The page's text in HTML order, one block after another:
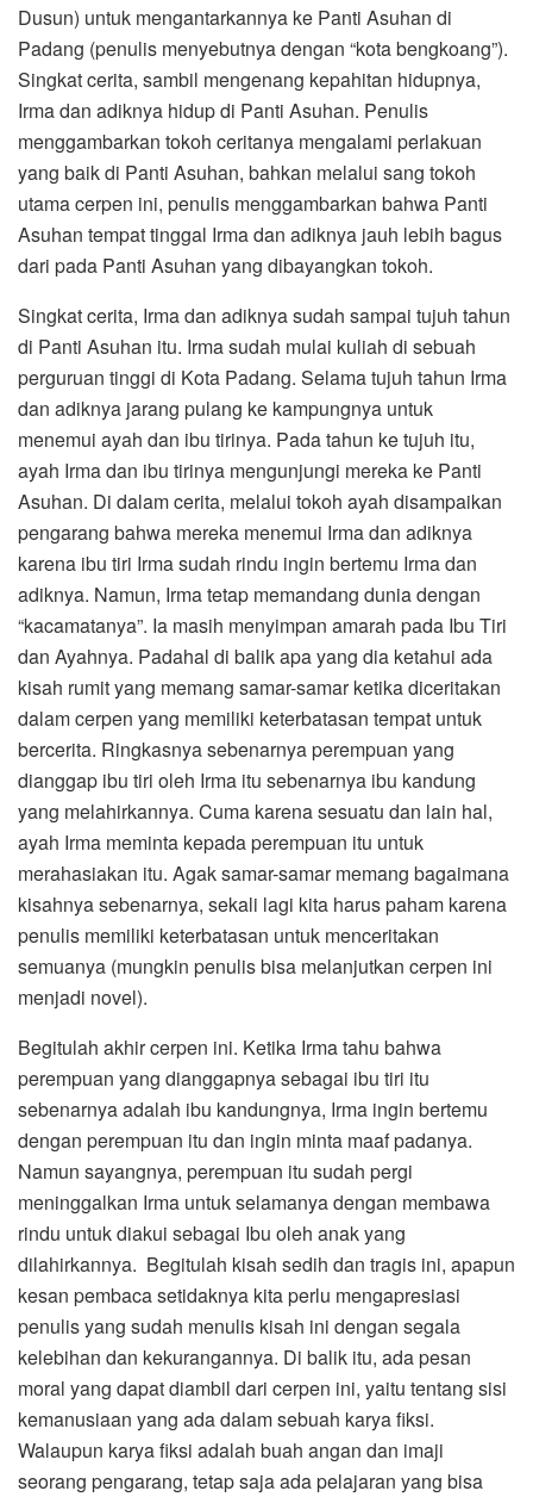
Dusun) untuk mengantarkannya ke Panti Asuhan di
Padang (penulis menyebutnya dengan “kota bengkoang”).
Singkat cerita, sambil mengenang kepahitan hidupnya,
Irma dan adiknya hidup di Panti Asuhan. Penulis
menggambarkan tokoh ceritanya mengalami perlakuan
yang baik di Panti Asuhan, bahkan melalui sang tokoh
utama cerpen ini, penulis menggambarkan bahwa Panti
Asuhan tempat tinggal Irma dan adiknya jauh lebih bagus
dari pada Panti Asuhan yang dibayangkan tokoh.
Singkat cerita, Irma dan adiknya sudah sampai tujuh tahun
di Panti Asuhan itu. Irma sudah mulai kuliah di sebuah
perguruan tinggi di Kota Padang. Selama tujuh tahun Irma
dan adiknya jarang pulang ke kampungnya untuk
menemui ayah dan ibu tirinya. Pada tahun ke tujuh itu,
ayah Irma dan ibu tirinya mengunjungi mereka ke Panti
Asuhan. Di dalam cerita, melalui tokoh ayah disampaikan
pengarang bahwa mereka menemui Irma dan adiknya
karena ibu tiri Irma sudah rindu ingin bertemu Irma dan
adiknya. Namun, Irma tetap memandang dunia dengan
“kacamatanya”. Ia masih menyimpan amarah pada Ibu Tiri
dan Ayahnya. Padahal di balik apa yang dia ketahui ada
kisah rumit yang memang samar-samar ketika diceritakan
dalam cerpen yang memiliki keterbatasan tempat untuk
bercerita. Ringkasnya sebenarnya perempuan yang
dianggap ibu tiri oleh Irma itu sebenarnya ibu kandung
yang melahirkannya. Cuma karena sesuatu dan lain hal,
ayah Irma meminta kepada perempuan itu untuk
merahasiakan itu. Agak samar-samar memang bagaimana
kisahnya sebenarnya, sekali lagi kita harus paham karena
penulis memiliki keterbatasan untuk menceritakan
semuanya (mungkin penulis bisa melanjutkan cerpen ini
menjadi novel).
Begitulah akhir cerpen ini. Ketika Irma tahu bahwa
perempuan yang dianggapnya sebagai ibu tiri itu
sebenarnya adalah ibu kandungnya, Irma ingin bertemu
dengan perempuan itu dan ingin minta maaf padanya.
Namun sayangnya, perempuan itu sudah pergi
meninggalkan Irma untuk selamanya dengan membawa
rindu untuk diakui sebagai Ibu oleh anak yang
dilahirkannya. Begitulah kisah sedih dan tragis ini, apapun
kesan pembaca setidaknya kita perlu mengapresiasi
penulis yang sudah menulis kisah ini dengan segala
kelebihan dan kekurangannya. Di balik itu, ada pesan
moral yang dapat diambil dari cerpen ini, yaitu tentang sisi
kemanusiaan yang ada dalam sebuah karya fiksi.
Walaupun karya fiksi adalah buah angan dan imaji
seorang pengarang, tetap saja ada pelajaran yang bisa